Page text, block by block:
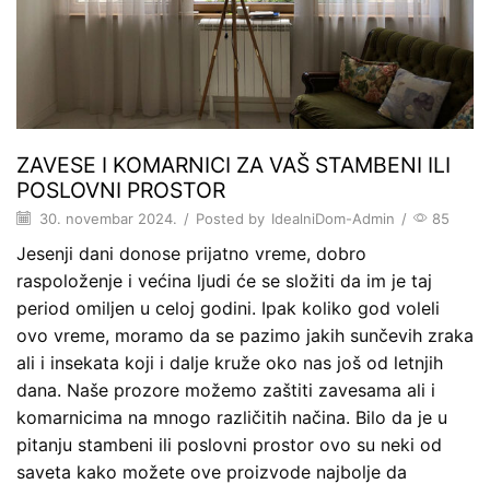
ZAVESE I KOMARNICI ZA VAŠ STAMBENI ILI
POSLOVNI PROSTOR
30. novembar 2024. / Posted by IdealniDom-Admin / 85
Jesenji dani donose prijatno vreme, dobro
raspoloženje i većina ljudi će se složiti da im je taj
period omiljen u celoj godini. Ipak koliko god voleli
ovo vreme, moramo da se pazimo jakih sunčevih zraka
ali i insekata koji i dalje kruže oko nas još od letnjih
dana. Naše prozore možemo zaštiti zavesama ali i
komarnicima na mnogo različitih načina. Bilo da je u
pitanju stambeni ili poslovni prostor ovo su neki od
saveta kako možete ove proizvode najbolje da